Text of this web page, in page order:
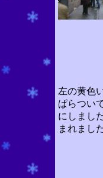
左の黄色
ぱらつい
にしまし
まれまし